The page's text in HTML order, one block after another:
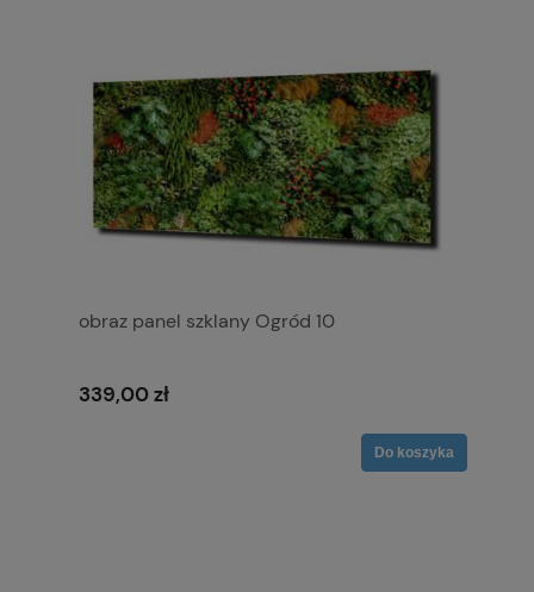
obraz panel szklany Ogród 10
339,00 zł
Do koszyka